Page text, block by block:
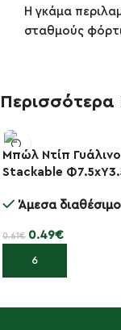
Η γκάμα
σταθμούς
Περισσότερα
-20%
Μπώλ Ντίπ Γυάλινο
Stackable
Άμεσα διαθέσιμο
0.61€ 0.49€
Προσθήκη στο καλάθι